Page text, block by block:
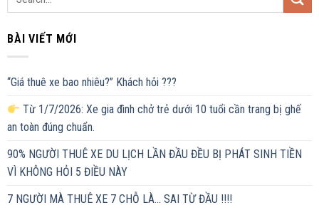
BÀI VIẾT MỚI
“Giá thuê xe bao nhiêu?” Khách hỏi ???
Từ 1/7/2026: Xe gia đình chở trẻ dưới 10 tuổi cần trang bị ghế
an toàn đúng chuẩn.
90% NGƯỜI THUÊ XE DU LỊCH LẦN ĐẦU ĐỀU BỊ PHÁT SINH TIỀN
VÌ KHÔNG HỎI 5 ĐIỀU NÀY
7 NGƯỜI MÀ THUÊ XE 7 CHỖ LÀ… SAI TỪ ĐẦU !!!!